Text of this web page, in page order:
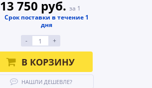
13 750 руб. за 1
Срок поставки в течение 1
дня
-
+
В КОРЗИНУ
НАШЛИ ДЕШЕВЛЕ?